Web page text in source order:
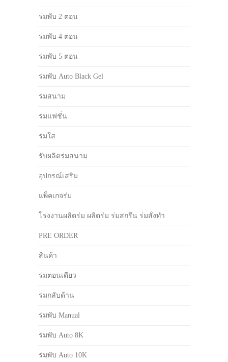
ร่มพับ 2 ตอน
ร่มพับ 4 ตอน
ร่มพับ 5 ตอน
ร่มพับ Auto Black Gel
ร่มสนาม
ร่มแฟชั่น
ร่มใส
รับผลิตร่มสนาม
อุปกรณ์เสริม
แพ็คเกจร่ม
โรงงานผลิตร่ม ผลิตร่ม ร่มสกรีน ร่มสั่งทำ
PRE ORDER
สินค้า
ร่มตอนเดียว
ร่มกลับด้าน
ร่มพับ Manual
ร่มพับ Auto 8K
ร่มพับ Auto 10K